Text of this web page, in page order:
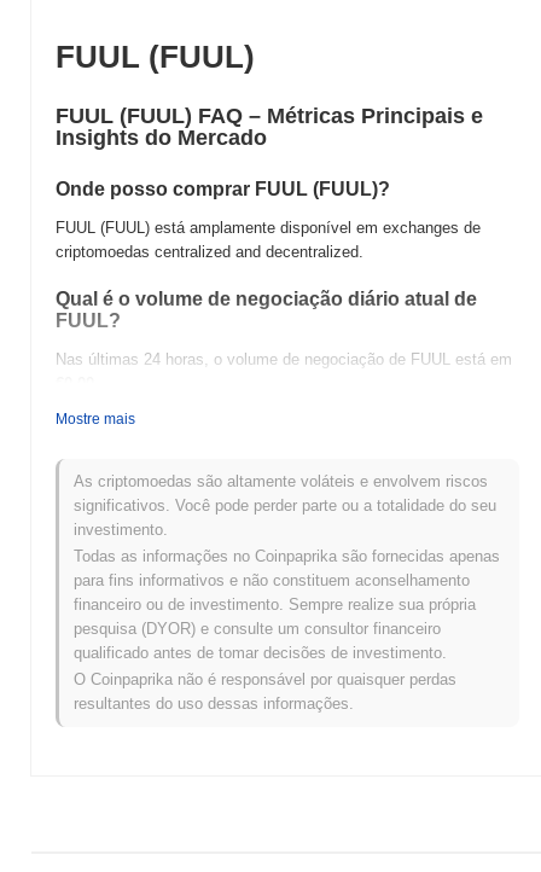
FUUL (FUUL)
FUUL (FUUL) FAQ – Métricas Principais e
Insights do Mercado
Onde posso comprar FUUL (FUUL)?
FUUL (FUUL) está amplamente disponível em exchanges de
criptomoedas centralized and decentralized.
Qual é o volume de negociação diário atual de
FUUL?
Nas últimas 24 horas, o volume de negociação de FUUL está em
Qual é o histórico da faixa de preço de FUUL?
Máxima Histórica (ATH):
Mínima Histórica (ATL):
€0.00
Como FUUL está se desempenhando em
comparação com o mercado cripto mais amplo?
Nos últimos 7 dias, FUUL ganhou0.00%, ficando abaixo do
mercado cripto geral que registrou um ganho de
indica um atraso temporário na ação de preço de FUUL em
Mostre mais
As criptomoedas são altamente voláteis e envolvem riscos
significativos. Você pode perder parte ou a totalidade do seu
investimento.
Todas as informações no Coinpaprika são fornecidas apenas
para fins informativos e não constituem aconselhamento
financeiro ou de investimento. Sempre realize sua própria
pesquisa (DYOR) e consulte um consultor financeiro
qualificado antes de tomar decisões de investimento.
O Coinpaprika não é responsável por quaisquer perdas
resultantes do uso dessas informações.